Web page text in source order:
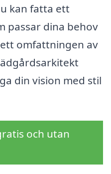
kan fatta ett
passar dina behov
omfattningen av
din vision med stil
och utan